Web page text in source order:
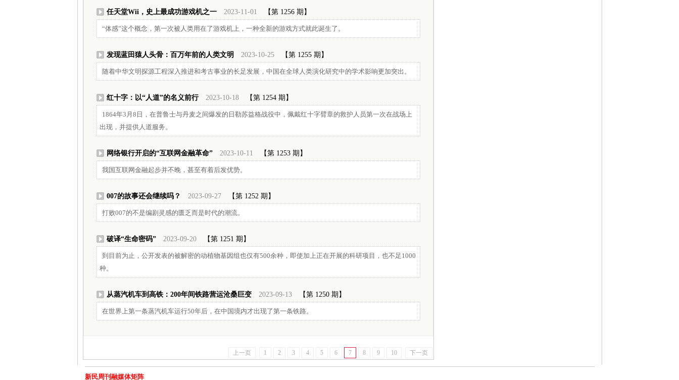
任天堂Wii，史上最成功游戏机之一 2023-11-01 【第 1256 期】
“体感”这个概念，第一次被人类用在了游戏机上，一种全新的游戏方式就此诞生了。
发现蓝田猿人头骨：百万年前的人类文明 2023-10-25 【第 1255 期】
随着中华文明探源工程深入推进和考古事业的长足发展，中国在全球人类演化研究中的学术影响更加突出。
红十字：以“人道”的名义前行 2023-10-18 【第 1254 期】
1864年3月8日，在普鲁士与丹麦之间爆发的日勒苏益格战役中，佩戴红十字臂章的救护人员第一次在战场上
出现，并提供人道服务。
网络银行开启的“互联网金融革命” 2023-10-11 【第 1253 期】
我国互联网金融起步并不晚，甚至有着后发优势。
007的故事还会继续吗？ 2023-09-27 【第 1252 期】
打败007的不是编剧灵感的匮乏而是时代的潮流。
破译“生命密码” 2023-09-20 【第 1251 期】
到目前为止，公开发表的被解密的动植物基因组也仅有500余种，即使加上正在开展的科研项目，也不足1000
种。
从蒸汽机车到高铁：200年间铁路营运沧桑巨变 2023-09-13 【第 1250 期】
在世界上第一条蒸汽机车运行50年后，在中国境内才出现了第一条铁路。
上一页 1 2 3 4 5 6 7 8 9 10 下一页
新民周刊融媒体矩阵